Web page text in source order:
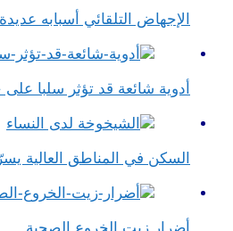
الإجهاض التلقائي أسبابه
أدوية شائعة قد تؤثر سلبا على
السكن في المناطق العالية